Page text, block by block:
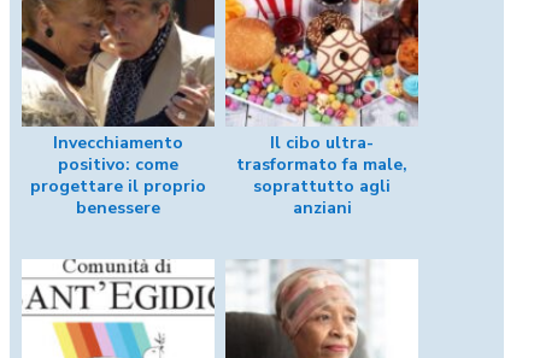
Invecchiamento
positivo: come
progettare il proprio
benessere
Il cibo ultra-
trasformato fa male,
soprattutto agli
anziani